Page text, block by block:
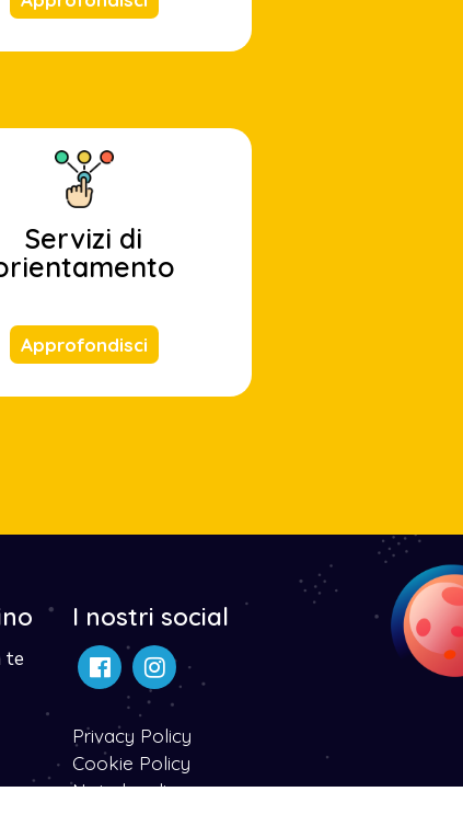
Servizi di
Approfondisci
te
I nostri social
Privacy Policy
Cookie Policy
Note legali